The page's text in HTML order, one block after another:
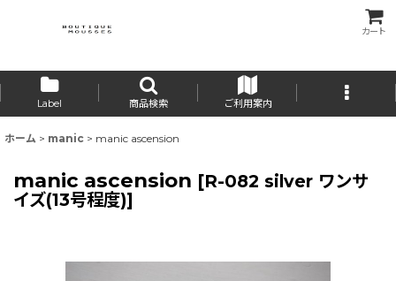
カート
Label 商品検索 ご利用案内
ホーム > manic > manic ascension
manic ascension [R-082 silver ワンサ
イズ(13号程度)]